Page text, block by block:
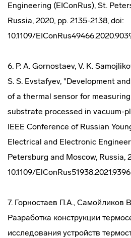
Engineering (EIConRus), St.
Russia, 2020, pp. 2135-2138, doi:
10.1109/
6. P. A. Gornostaev, V. K.
S. S. Evstafyev, "Development
of a thermal sensor for
substrate processed in vacuum-
IEEE Conference of Russian
Electrical and Electronic
Petersburg and Moscow, Russia,
10.1109/
7. Горностаев П.А., Самойликов
Разработка конструкции
исследования устройств